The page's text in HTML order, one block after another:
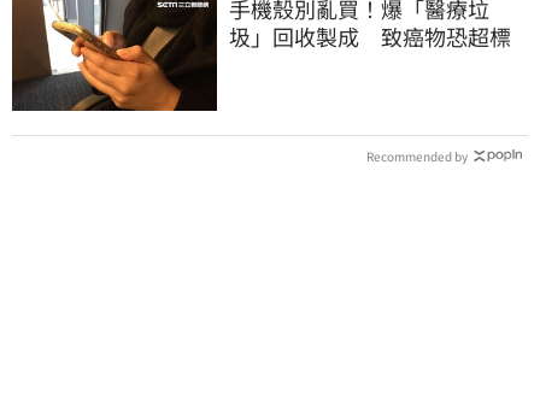
手機殼別亂買！爆「醫療垃
圾」回收製成 致癌物恐超標
Recommended by